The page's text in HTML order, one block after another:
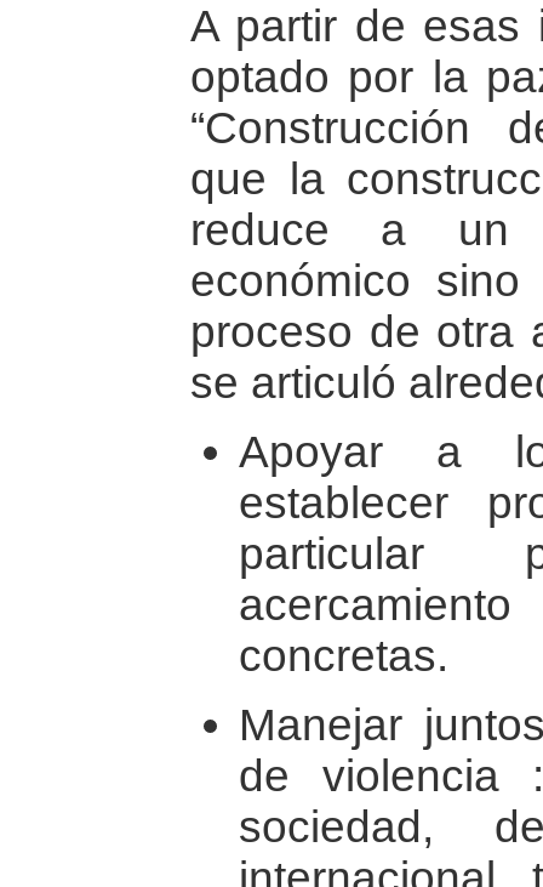
A partir de esas
optado por la
“Construcción
que la
reduce a un
económico
proceso de otra
se articuló
Apoyar a
establecer
concretas.
Manejar
de violencia